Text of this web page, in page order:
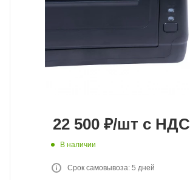
22 500 ₽/шт с НДС
В наличии
Срок самовывоза: 5 дней